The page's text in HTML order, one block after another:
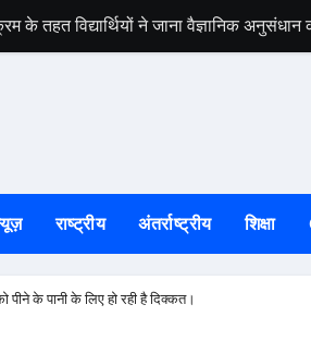
तहत विद्यार्थियों ने जाना वैज्ञानिक अनुसंधान
संतोष गंगवार: हस्तकरघा भारत की संस्कृति,
लगने से बहाल हुई बिजली, ग्रामीणों ने जताई खुशी
होगा: संयुक्त किसान मोर्चा
में नए शैक्षणिक सत्र का शुभारंभ
राष्ट्रीय अंतर्राष्ट्रीय शिक्षा
पीने के पानी के लिए हो रही है दिक्कत।